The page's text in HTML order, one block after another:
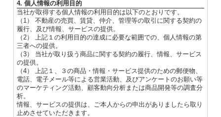
4. 個人情報の利用目的
当社が取得する個人情報の利用目的は以下のとおりです。
（1） 不動産の売買、賃貸、仲介、管理等の取引に関する契約の
履行、及び情報、サービスの提供。
（2） 上記１の利用目的の達成に必要な範囲での、個人情報の第
三者への提供。
（3） 当社が取り扱う商品に関する契約の履行、情報、サービス
の提供。
（4） 上記１、３の商品・情報・サービス提供のための郵便物、
電話、電子メール等による営業活動、及びアンケートのお願い等
のマーケティング活動、顧客動向分析または商品開発等の調査分
析。
情報、サービスの提供は、ご本人からの申出がありましたら取り
止めさせていただきます。